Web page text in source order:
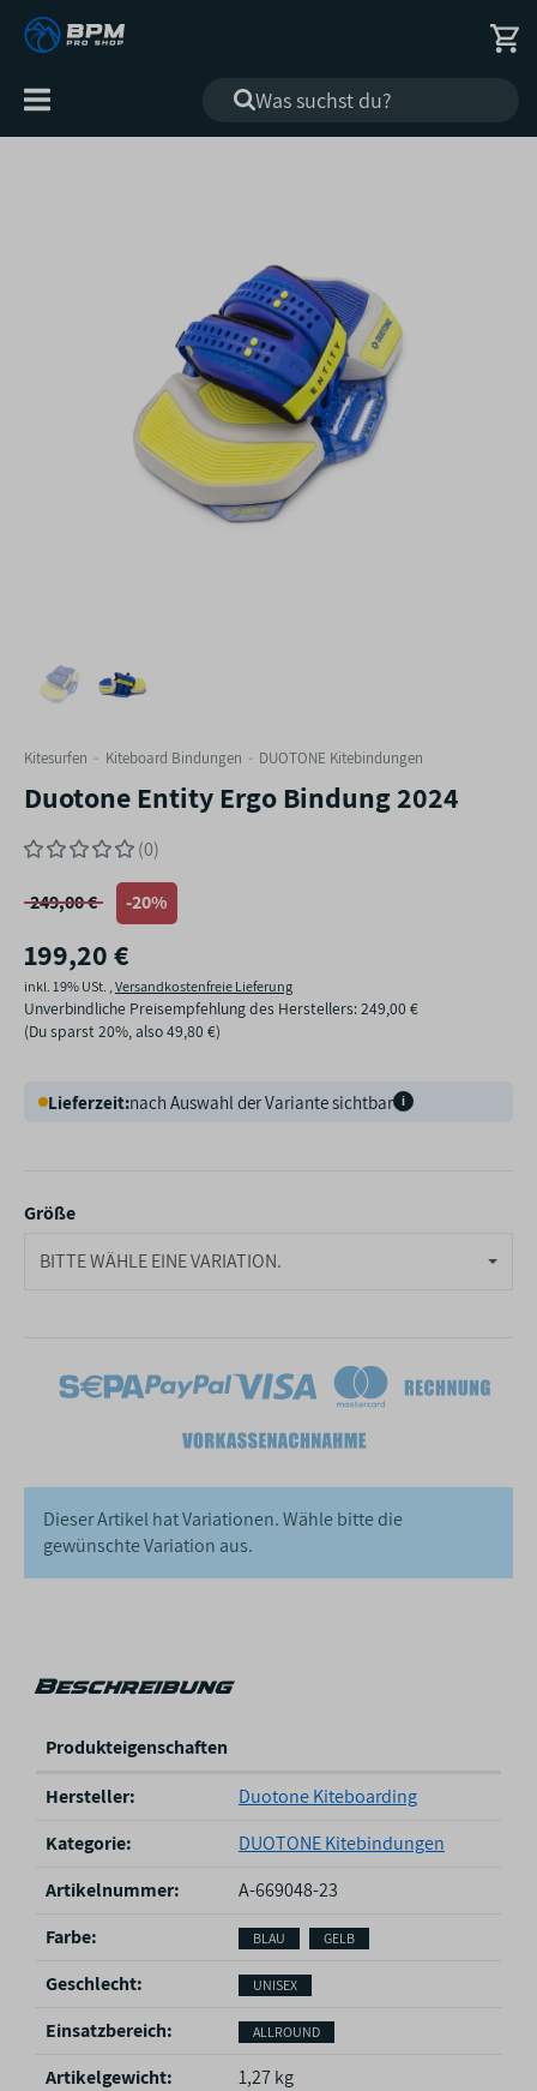
Alle
Kitesurfen Kiteboard Bindungen DUOTONE Kitebindungen
Duotone Entity Ergo Bindung 2024
(0)
249,00 € -20%
199,20 €
inkl. 19% USt. ,Versandkostenfreie Lieferung
Unverbindliche Preisempfehlung des Herstellers:249,00 €
(Du sparst20%, also49,80 €)
Lieferzeit:nach Auswahl der Variante sichtbar i
Größe
BITTE WÄHLE EINE VARIATION.
Dieser Artikel hat Variationen. Wähle bitte die
gewünschte Variation aus.
Beschreibung
Produkteigenschaften
Hersteller:
Duotone Kiteboarding
Kategorie:
DUOTONE Kitebindungen
Artikelnummer:
A-669048-23
Farbe‍:
BLAU GELB
Geschlecht‍: UNISEX
Einsatzbereich‍: ALLROUND
Artikelgewicht‍: 1,27kg